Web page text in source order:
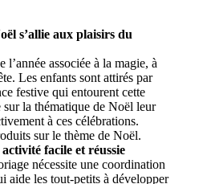
s’allie aux plaisirs du
l’année associée à la magie, à
Les enfants sont attirés par
festive qui entourent cette
la thématique de Noël leur
à ces célébrations.
sur le thème de Noël.
facile et réussie
nécessite une coordination
aide les tout-petits à développer